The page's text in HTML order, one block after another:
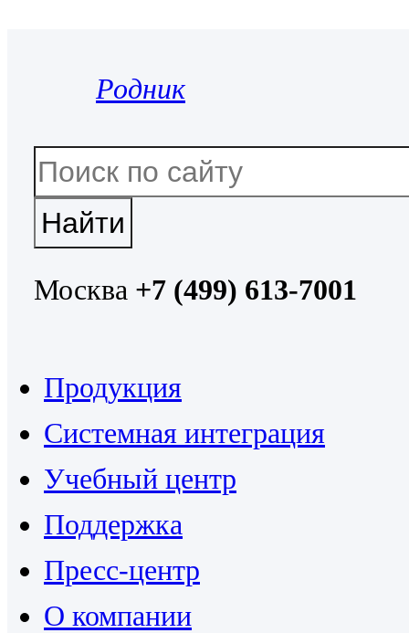
Родник
Москва +7 (499) 613-7001
Продукция
Системная интеграция
Учебный центр
Поддержка
Пресс-центр
О компании